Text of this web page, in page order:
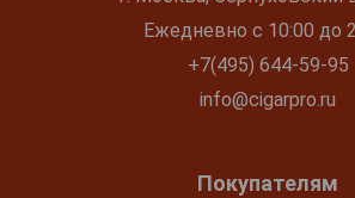
Ежедневно с 10:00 до
+7(495) 644-59-95
info@cigarpro.ru
Покупателям